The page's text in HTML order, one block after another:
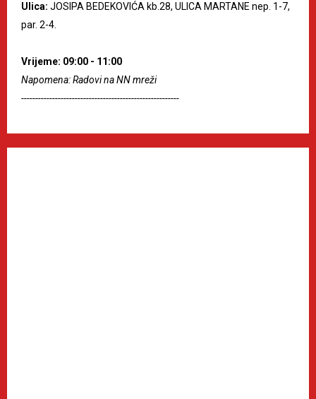
Ulica: JOSIPA BEDEKOVIĆA kb.28, ULICA MARTANE nep. 1-7,
par. 2-4.
Vrijeme: 09:00 - 11:00
Napomena: Radovi na NN mreži
--------------------------------------------------------